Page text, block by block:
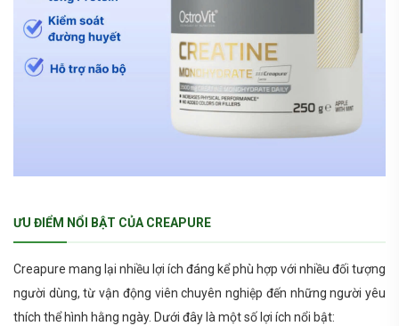
ƯU ĐIỂM NỔI BẬT CỦA CREAPURE
Creapure mang lại nhiều lợi ích đáng kể phù hợp với nhiều đối tượng
người dùng, từ vận động viên chuyên nghiệp đến những người yêu
thích thể hình hằng ngày. Dưới đây là một số lợi ích nổi bật: